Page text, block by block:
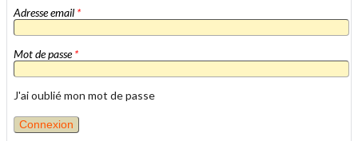
Adresse email *
Mot de passe*
J'ai oublié mon mot de passe